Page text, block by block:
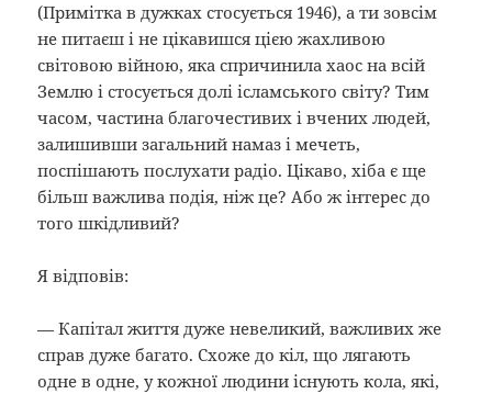
(Примітка в дужках стосується 1946), а ти зовсім
не питаєш і не цікавишся цією жахливою
світовою війною, яка спричинила хаос на всій
Землю і стосується долі ісламського світу? Тим
часом, частина благочестивих і вчених людей,
залишивши загальний намаз і мечеть,
поспішають послухати радіо. Цікаво, хіба є ще
більш важлива подія, ніж це? Або ж інтерес до
того шкідливий?
Я відповів:
— Капітал життя дуже невеликий, важливих же
справ дуже багато. Схоже до кіл, що лягають
одне в одне, у кожної людини існують кола, які,